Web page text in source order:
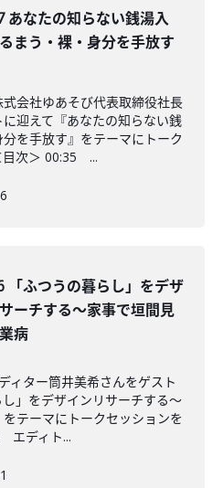
あなたの知らない銭湯入
まう・裸・身分を手放す
会社ゆあそび代表取締役社長
迎えて『あなたの知らない銭
を手放す』をテーマにトーク
目次＞ 00:35 ...
「ふつうの暮らし」をデザ
ーチする～家事で垣間見
病
ィター筒井美希さんをゲスト
」をデザインリサーチする～
テーマにトークセッションを
エディト...